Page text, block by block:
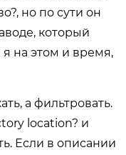
но по сути он
который
я на этом и время,
а фильтровать.
location? и
Если в описании